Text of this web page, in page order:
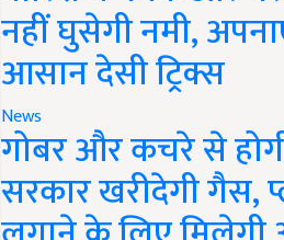
नहीं घुसेगी नमी,
आसान देसी ट्रिक्स
News
गोबर और कचरे से
सरकार खरीदेगी गैस,